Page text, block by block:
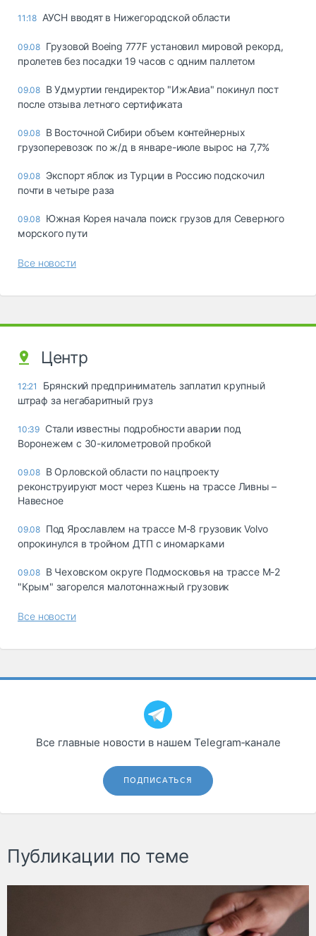
11:18 АУСН вводят в Нижегородской области
09.08 Грузовой Boeing 777F установил мировой рекорд,
пролетев без посадки 19 часов с одним паллетом
09.08 В Удмуртии гендиректор "ИжАвиа" покинул пост
после отзыва летного сертификата
09.08 В Восточной Сибири объем контейнерных
грузоперевозок по ж/д в январе-июле вырос на 7,7%
09.08 Экспорт яблок из Турции в Россию подскочил
почти в четыре раза
09.08 Южная Корея начала поиск грузов для Северного
морского пути
Все новости
Центр
12:21
Брянский предприниматель заплатил крупный
штраф за негабаритный груз
10:39 Стали известны подробности аварии под
Воронежем с 30-километровой пробкой
09.08 В Орловской области по нацпроекту
реконструируют мост через Кшень на трассе Ливны –
Навесное
09.08 Под Ярославлем на трассе М-8 грузовик Volvo
опрокинулся в тройном ДТП с иномарками
09.08 В Чеховском округе Подмосковья на трассе М-2
"Крым" загорелся малотоннажный грузовик
Все новости
Все главные новости в нашем Telegram‑канале
ПОДПИСАТЬСЯ
Публикации по теме